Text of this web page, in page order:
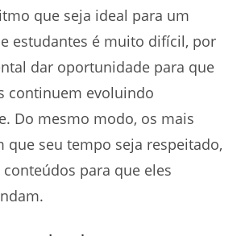
que seja ideal para um
estudantes é muito difícil, por
dar oportunidade para que
continuem evoluindo
Do mesmo modo, os mais
que seu tempo seja respeitado,
para que eles